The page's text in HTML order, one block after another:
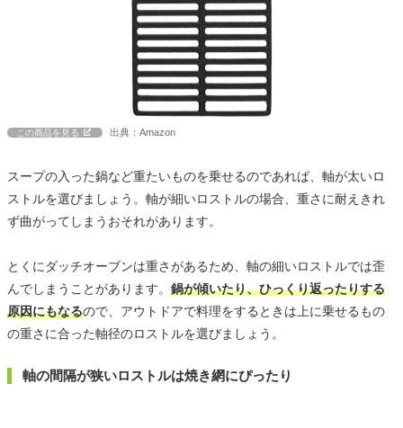
この商品を見る 出典：Amazon
スープの入った鍋など重たいものを乗せるのであれば、軸が太いロ
ストルを選びましょう。軸が細いロストルの場合、重さに耐えきれ
ず曲がってしまうおそれがあります。
とくにダッチオーブンは重さがあるため、軸の細いロストルでは歪
んでしまうことがあります。 鍋が傾いたり、ひっくり返ったりする
原因にもなるので、アウトドアで料理をするときは上に乗せるもの
の重さに合った軸径のロストルを選びましょう。
軸の間隔が狭いロストルは焼き網にぴったり